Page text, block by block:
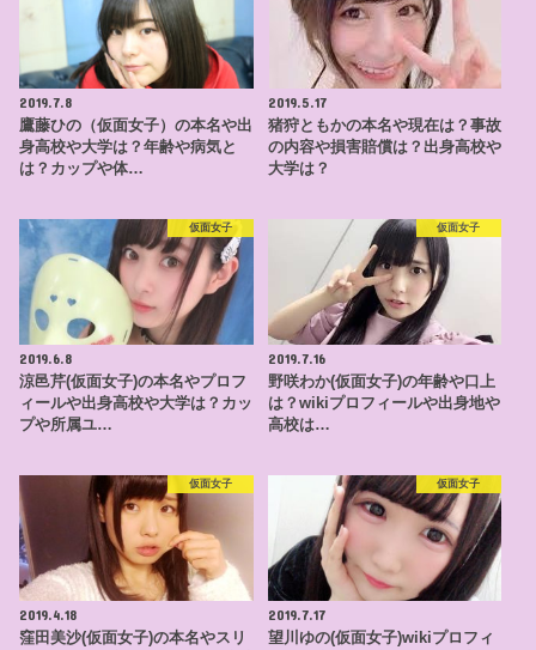
2019.7.8
鷹藤ひの（仮面女子）の本名や出
身高校や大学は？年齢や病気と
は？カップや体…
2019.5.17
猪狩ともかの本名や現在は？事故
の内容や損害賠償は？出身高校や
大学は？
仮面女子
2019.6.8
涼邑芹(仮面女子)の本名やプロフ
ィールや出身高校や大学は？カッ
プや所属ユ…
仮面女子
2019.7.16
野咲わか(仮面女子)の年齢や口上
は？wikiプロフィールや出身地や
高校は…
仮面女子
2019.4.18
窪田美沙(仮面女子)の本名やスリ
仮面女子
2019.7.17
望川ゆの(仮面女子)wikiプロフィ